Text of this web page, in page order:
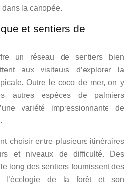
la canopée.
et sentiers de
un réseau de sentiers bien
aux visiteurs d’explorer la
Outre le coco de mer, on y
autres espèces de palmiers
variété impressionnante de
choisir entre plusieurs itinéraires
et niveaux de difficulté. Des
long des sentiers fournissent des
l’écologie de la forêt et son